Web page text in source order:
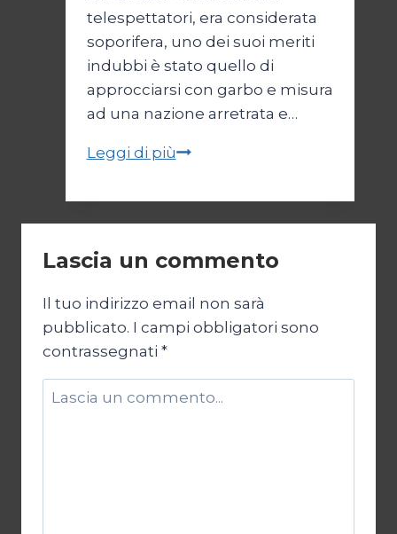
telespettatori, era considerata
soporifera, uno dei suoi meriti
indubbi è stato quello di
approcciarsi con garbo e misura
ad una nazione arretrata e…
Leggi di piùGood
coprolalia
Lascia un commento
Il tuo indirizzo email non sarà
pubblicato. I campi obbligatori sono
contrassegnati *